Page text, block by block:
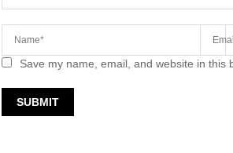
Save my name, email, and website in this